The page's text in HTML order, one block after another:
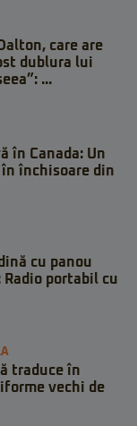
care are
dublura lui
...
în Canada: Un
închisoare din
cu panou
Radio portabil cu
traduce în
vechi de